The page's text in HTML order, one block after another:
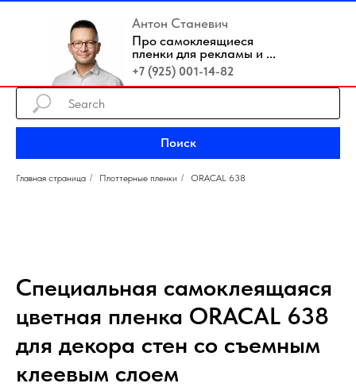
Антон Станевич
Про самоклеящиеся
пленки для рекламы и ...
+7 (925) 001-14-82
Поиск
Главная страница / Плоттерные пленки / ORACAL 638
Специальная самоклеящаяся
цветная пленка ORACAL 638
для декора стен со съемным
клеевым слоем